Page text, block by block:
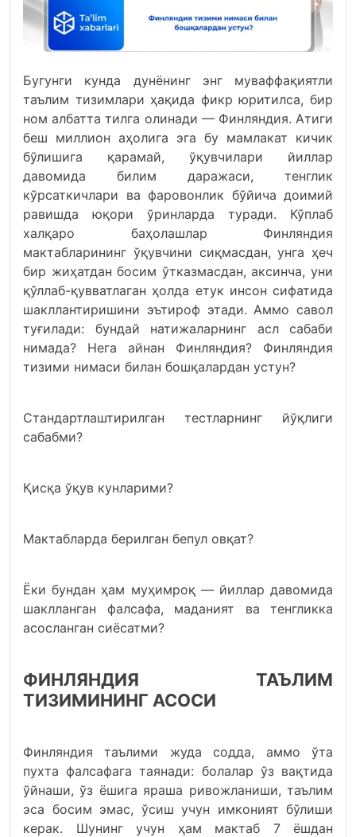
Бугунги кунда дунёнинг энг муваффақиятли
таълим тизимлари ҳақида фикр юритилса, бир
ном албатта тилга олинади — Финляндия. Атиги
беш миллион аҳолига эга бу мамлакат кичик
бўлишига қарамай, ўқувчилари йиллар
давомида билим даражаси, тенглик
кўрсаткичлари ва фаровонлик бўйича доимий
равишда юқори ўринларда туради. Кўплаб
халқаро баҳолашлар Финляндия
мактабларининг ўқувчини сиқмасдан, унга ҳеч
бир жиҳатдан босим ўтказмасдан, аксинча, уни
қўллаб-қувватлаган ҳолда етук инсон сифатида
шакллантиришини эътироф этади. Аммо савол
туғилади: бундай натижаларнинг асл сабаби
нимада? Нега айнан Финляндия? Финляндия
тизими нимаси билан бошқалардан устун?
Стандартлаштирилган тестларнинг йўқлиги
сабабми?
Қисқа ўқув кунларими?
Мактабларда берилган бепул овқат?
Ёки бундан ҳам муҳимроқ — йиллар давомида
шаклланган фалсафа, маданият ва тенгликка
асосланган сиёсатми?
ФИНЛЯНДИЯ ТАЪЛИМ
ТИЗИМИНИНГ АСОСИ
Финляндия таълими жуда содда, аммо ўта
пухта фалсафага таянади: болалар ўз вақтида
ўйнаши, ўз ёшига яраша ривожланиши, таълим
эса босим эмас, ўсиш учун имконият бўлиши
керак. Шунинг учун ҳам мактаб 7 ёшдан